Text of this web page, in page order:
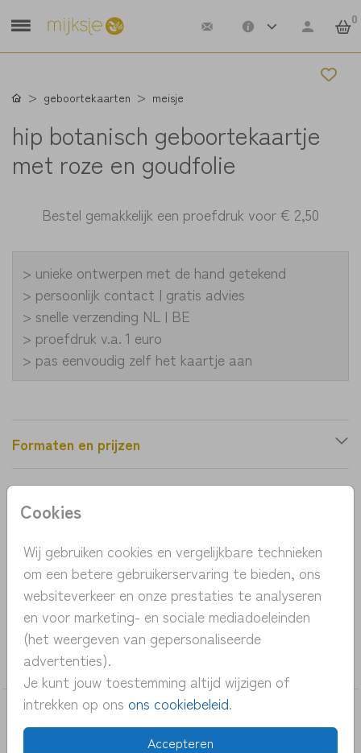
0
Cookies
Wij gebruiken cookies en vergelijkbare technieken
om een betere gebruikerservaring te bieden, ons
websiteverkeer en onze prestaties te analyseren
en voor marketing- en sociale mediadoeleinden
(het weergeven van gepersonaliseerde
advertenties).
Je kunt jouw toestemming altijd wijzigen of
intrekken op ons ons cookiebeleid.
Accepteren
geboortekaarten meisje
hip botanisch geboortekaartje
met roze en goudfolie
Bestel gemakkelijk een proefdruk voor€ 2,50
> unieke ontwerpen met de hand getekend
> persoonlijk contact | gratis advies
> snelle verzending NL | BE
> proefdruk v.a. 1 euro
> pas eenvoudig zelf het kaartje aan
Formaten en prijzen
Productinformatie
OMSCHRIJVING
hip botanisch geboortekaartje met roze en
goudfolie
COLLECTIE
meisje
DEZE KAARTEN VIND JE MISSCHIEN OOK
LEUK